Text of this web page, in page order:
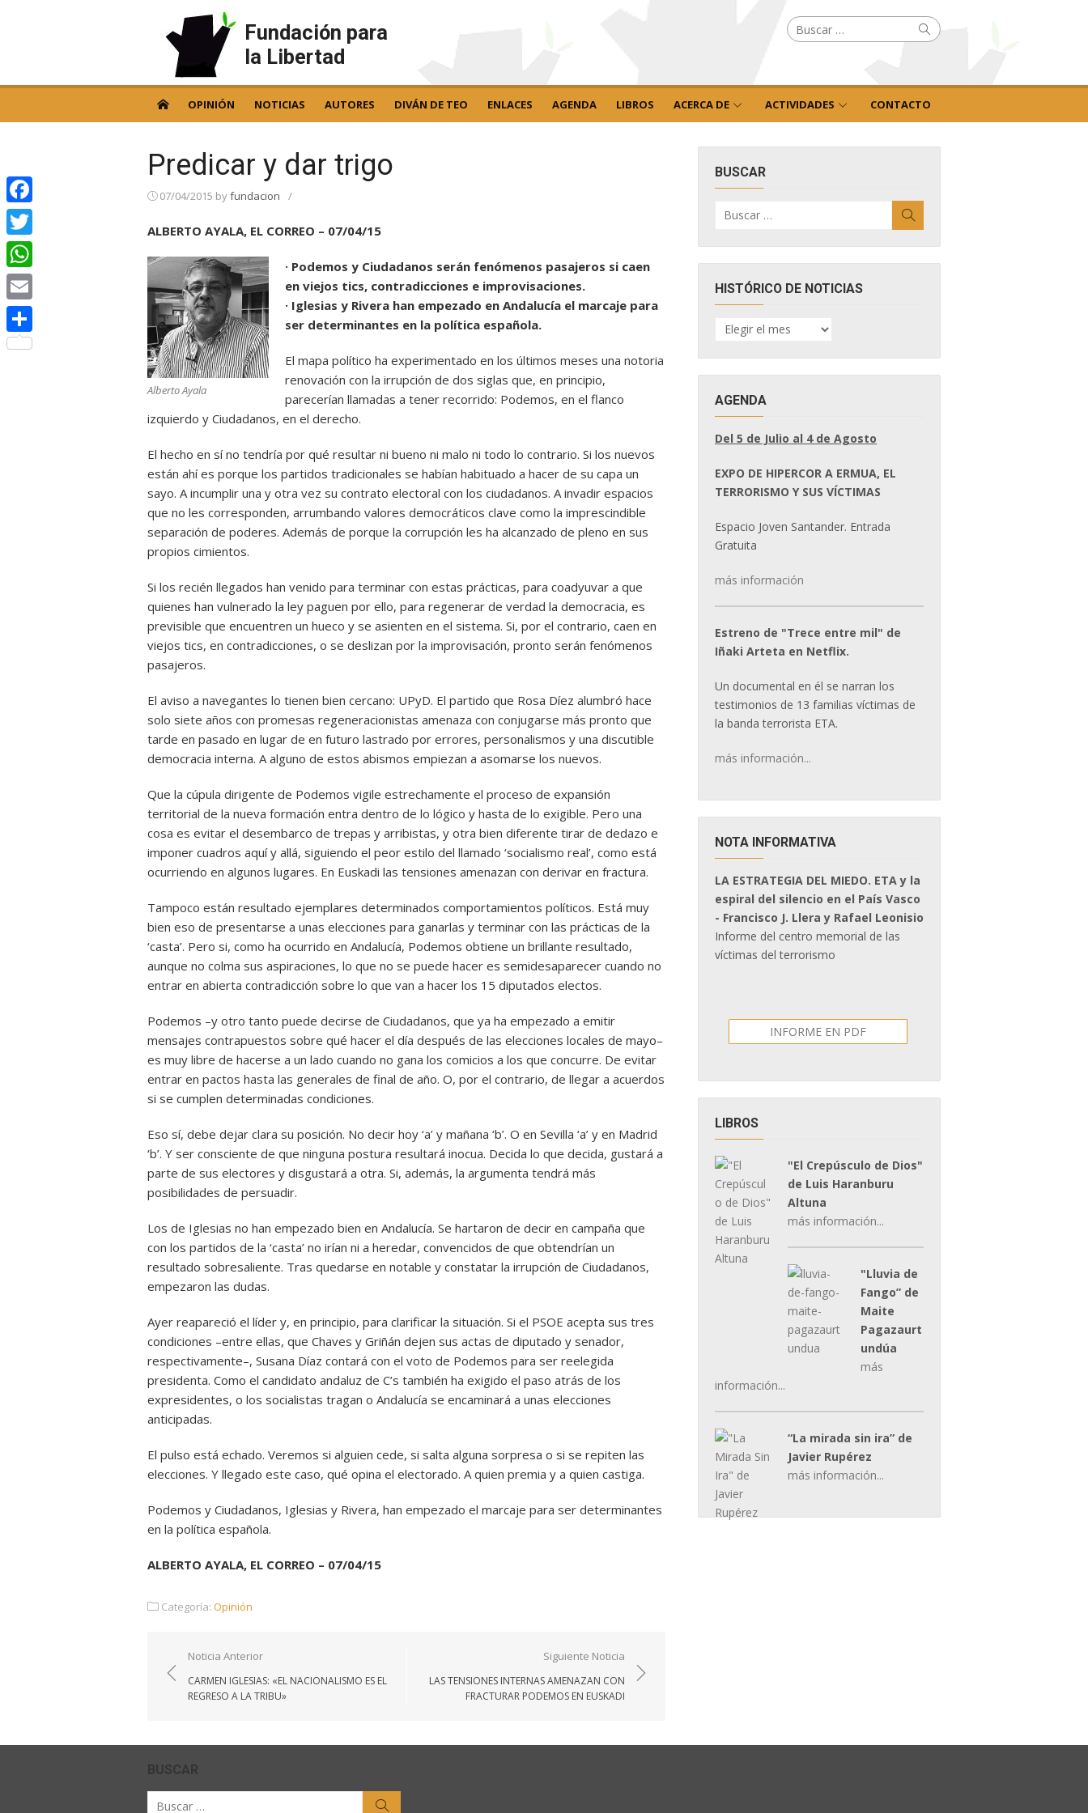
Fundación para
la Libertad
Buscar
por: Buscar
OPINIÓN NOTICIAS AUTORES DIVÁN DE TEO ENLACES AGENDA LIBROS ACERCA DE ACTIVIDADES CONTACTO
Predicar y dar trigo
07/04/2015 byfundacion /
ALBERTO AYALA, EL CORREO – 07/04/15
Alberto Ayala
· Podemos y Ciudadanos serán fenómenos pasajeros si caen
en viejos tics, contradicciones e improvisaciones.
· Iglesias y Rivera han empezado en Andalucía el marcaje para
ser determinantes en la política española.
El mapa político ha experimentado en los últimos meses una notoria
renovación con la irrupción de dos siglas que, en principio,
parecerían llamadas a tener recorrido: Podemos, en el flanco
izquierdo y Ciudadanos, en el derecho.
El hecho en sí no tendría por qué resultar ni bueno ni malo ni todo lo contrario. Si los nuevos
están ahí es porque los partidos tradicionales se habían habituado a hacer de su capa un
sayo. A incumplir una y otra vez su contrato electoral con los ciudadanos. A invadir espacios
que no les corresponden, arrumbando valores democráticos clave como la imprescindible
separación de poderes. Además de porque la corrupción les ha alcanzado de pleno en sus
propios cimientos.
Si los recién llegados han venido para terminar con estas prácticas, para coadyuvar a que
quienes han vulnerado la ley paguen por ello, para regenerar de verdad la democracia, es
previsible que encuentren un hueco y se asienten en el sistema. Si, por el contrario, caen en
viejos tics, en contradicciones, o se deslizan por la improvisación, pronto serán fenómenos
pasajeros.
El aviso a navegantes lo tienen bien cercano: UPyD. El partido que Rosa Díez alumbró hace
solo siete años con promesas regeneracionistas amenaza con conjugarse más pronto que
tarde en pasado en lugar de en futuro lastrado por errores, personalismos y una discutible
democracia interna. A alguno de estos abismos empiezan a asomarse los nuevos.
Que la cúpula dirigente de Podemos vigile estrechamente el proceso de expansión
territorial de la nueva formación entra dentro de lo lógico y hasta de lo exigible. Pero una
cosa es evitar el desembarco de trepas y arribistas, y otra bien diferente tirar de dedazo e
imponer cuadros aquí y allá, siguiendo el peor estilo del llamado ‘socialismo real’, como está
ocurriendo en algunos lugares. En Euskadi las tensiones amenazan con derivar en fractura.
Tampoco están resultado ejemplares determinados comportamientos políticos. Está muy
bien eso de presentarse a unas elecciones para ganarlas y terminar con las prácticas de la
‘casta’. Pero si, como ha ocurrido en Andalucía, Podemos obtiene un brillante resultado,
aunque no colma sus aspiraciones, lo que no se puede hacer es semidesaparecer cuando no
entrar en abierta contradicción sobre lo que van a hacer los 15 diputados electos.
Podemos –y otro tanto puede decirse de Ciudadanos, que ya ha empezado a emitir
mensajes contrapuestos sobre qué hacer el día después de las elecciones locales de mayo–
es muy libre de hacerse a un lado cuando no gana los comicios a los que concurre. De evitar
entrar en pactos hasta las generales de final de año. O, por el contrario, de llegar a acuerdos
si se cumplen determinadas condiciones.
Eso sí, debe dejar clara su posición. No decir hoy ‘a’ y mañana ‘b’. O en Sevilla ‘a’ y en Madrid
‘b’. Y ser consciente de que ninguna postura resultará inocua. Decida lo que decida, gustará a
parte de sus electores y disgustará a otra. Si, además, la argumenta tendrá más
posibilidades de persuadir.
Los de Iglesias no han empezado bien en Andalucía. Se hartaron de decir en campaña que
con los partidos de la ‘casta’ no irían ni a heredar, convencidos de que obtendrían un
resultado sobresaliente. Tras quedarse en notable y constatar la irrupción de Ciudadanos,
empezaron las dudas.
Ayer reapareció el líder y, en principio, para clarificar la situación. Si el PSOE acepta sus tres
condiciones –entre ellas, que Chaves y Griñán dejen sus actas de diputado y senador,
respectivamente–, Susana Díaz contará con el voto de Podemos para ser reelegida
presidenta. Como el candidato andaluz de C’s también ha exigido el paso atrás de los
expresidentes, o los socialistas tragan o Andalucía se encaminará a unas elecciones
anticipadas.
El pulso está echado. Veremos si alguien cede, si salta alguna sorpresa o si se repiten las
elecciones. Y llegado este caso, qué opina el electorado. A quien premia y a quien castiga.
Podemos y Ciudadanos, Iglesias y Rivera, han empezado el marcaje para ser determinantes
en la política española.
ALBERTO AYALA, EL CORREO – 07/04/15
Categoría: Opinión
Navegación
de
entradas
Noticia Anterior
CARMEN IGLESIAS: «EL NACIONALISMO ES EL
REGRESO A LA TRIBU»
Siguiente Noticia
LAS TENSIONES INTERNAS AMENAZAN CON
FRACTURAR PODEMOS EN EUSKADI
BUSCAR
por:
HISTÓRICO DE NOTICIAS
HISTÓRICO
DE
AGENDA
Del 5 de Julio al 4 de Agosto
EXPO DE HIPERCOR A ERMUA, EL
TERRORISMO Y SUS VÍCTIMAS
Espacio Joven Santander. Entrada
Gratuita
más información
Estreno de "Trece entre mil" de
Iñaki Arteta en Netflix.
Un documental en él se narran los
testimonios de 13 familias víctimas de
la banda terrorista ETA.
más información...
NOTA INFORMATIVA
LA ESTRATEGIA DEL MIEDO. ETA y la
espiral del silencio en el País Vasco
- Francisco J. Llera y Rafael Leonisio
Informe del centro memorial de las
víctimas del terrorismo
INFORME EN PDF
LIBROS
"El Crepúsculo de Dios"
de Luis Haranburu
Altuna
más información...
"Lluvia de
Fango” de
Maite
Pagazaurt
undúa
más
información...
“La mirada sin ira” de
Javier Rupérez
más información...
BUSCAR
Buscar
por:
Facebook
Twitter
WhatsApp
Email
Compartir